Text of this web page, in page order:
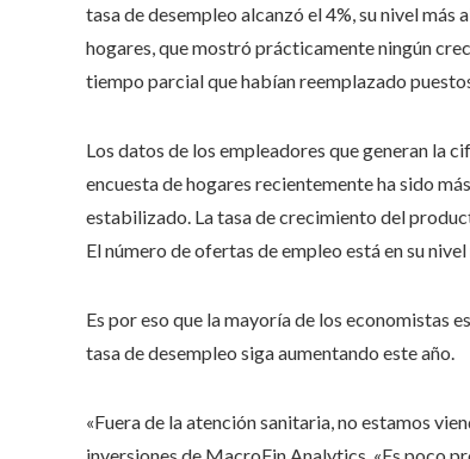
tasa de desempleo alcanzó el 4%, su nivel
hogares, que mostró prácticamente ningún
tiempo parcial que habían reemplazado
Los datos de los empleadores que generan la
encuesta de hogares recientemente ha sido
estabilizado. La tasa de crecimiento del
El número de ofertas de empleo está en su
Es por eso que la mayoría de los economistas
tasa de desempleo siga aumentando este año.
«Fuera de la atención sanitaria, no estamos